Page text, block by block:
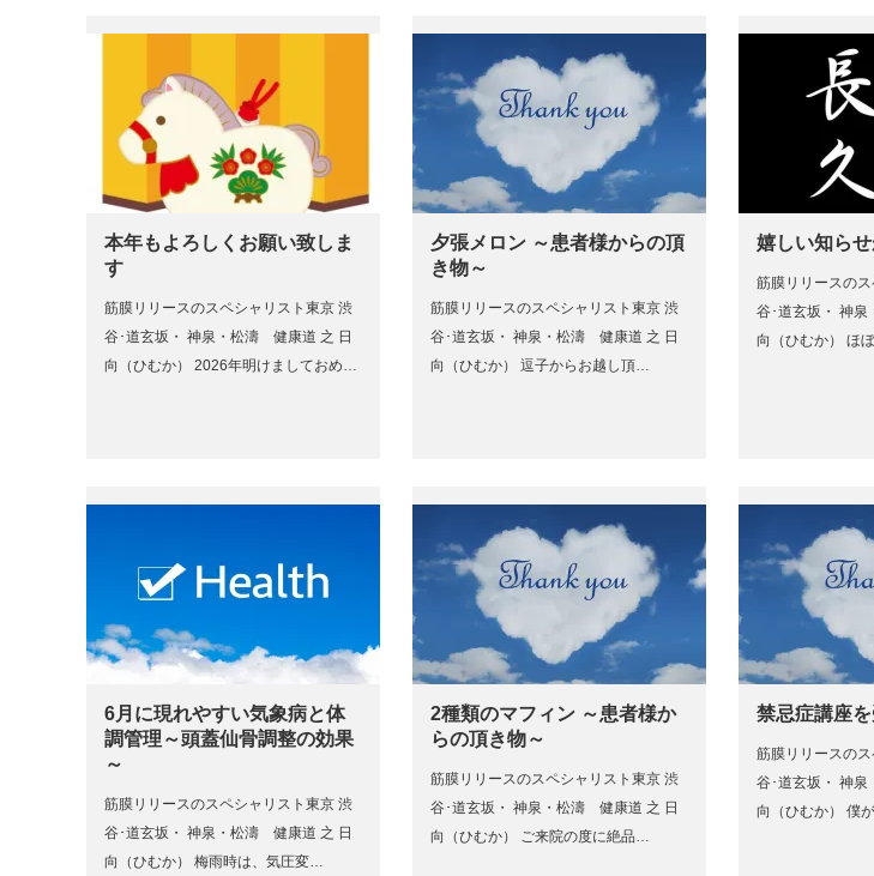
本年もよろしくお願い致しま
す
筋膜リリースのスペシャリスト東京 渋
谷･道玄坂・ 神泉・松濤 健康道 之 日
向（ひむか） 2026年明けましておめ…
夕張メロン ～患者様からの頂
き物～
筋膜リリースのスペシャリスト東京 渋
谷･道玄坂・ 神泉・松濤 健康道 之 日
向（ひむか） 逗子からお越し頂…
嬉しい知ら
筋膜リリースの
谷･道玄坂・ 神
向（ひむか） ほ
6月に現れやすい気象病と体
調管理～頭蓋仙骨調整の効果
～
筋膜リリースのスペシャリスト東京 渋
谷･道玄坂・ 神泉・松濤 健康道 之 日
向（ひむか） 梅雨時は、気圧変…
2種類のマフィン ～患者様か
らの頂き物～
筋膜リリースのスペシャリスト東京 渋
谷･道玄坂・ 神泉・松濤 健康道 之 日
向（ひむか） ご来院の度に絶品…
禁忌症講座
筋膜リリースの
谷･道玄坂・ 神
向（ひむか） 僕